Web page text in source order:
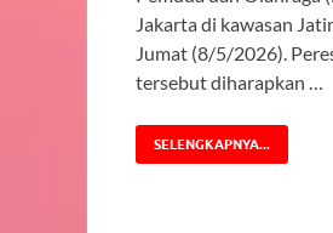
Jakarta di kawasan
Jumat (8/5/2026).
tersebut diharapkan …
SELENGKAPNYA...